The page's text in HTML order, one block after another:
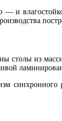
— и
столы из
синхронного